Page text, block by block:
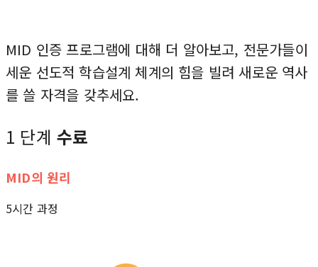
MID 인증 프로그램에 대해 더 알아보고, 전문가들이
세운 선도적 학습설계 체계의 힘을 빌려 새로운 역사
를 쓸 자격을 갖추세요.
1 단계 수료
MID의 원리
5시간 과정